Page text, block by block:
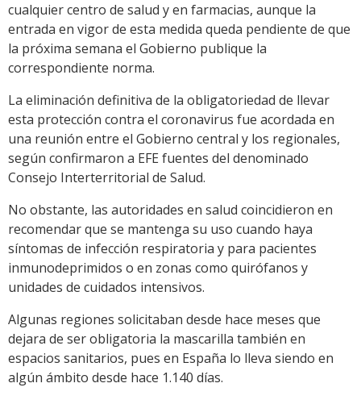
cualquier centro de salud y en farmacias, aunque la
entrada en vigor de esta medida queda pendiente de que
la próxima semana el Gobierno publique la
correspondiente norma.
La eliminación definitiva de la obligatoriedad de llevar
esta protección contra el coronavirus fue acordada en
una reunión entre el Gobierno central y los regionales,
según confirmaron a EFE fuentes del denominado
Consejo Interterritorial de Salud.
No obstante, las autoridades en salud coincidieron en
recomendar que se mantenga su uso cuando haya
síntomas de infección respiratoria y para pacientes
inmunodeprimidos o en zonas como quirófanos y
unidades de cuidados intensivos.
Algunas regiones solicitaban desde hace meses que
dejara de ser obligatoria la mascarilla también en
espacios sanitarios, pues en España lo lleva siendo en
algún ámbito desde hace 1.140 días.